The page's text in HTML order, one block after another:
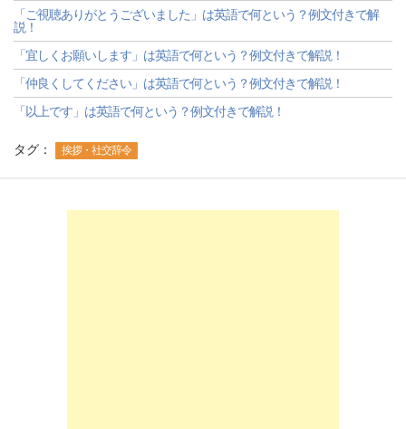
「ご視聴ありがとうございました」は英語で何という？例文付きで解
説！
「宜しくお願いします」は英語で何という？例文付きで解説！
「仲良くしてください」は英語で何という？例文付きで解説！
「以上です」は英語で何という？例文付きで解説！
タグ： 挨拶・社交辞令